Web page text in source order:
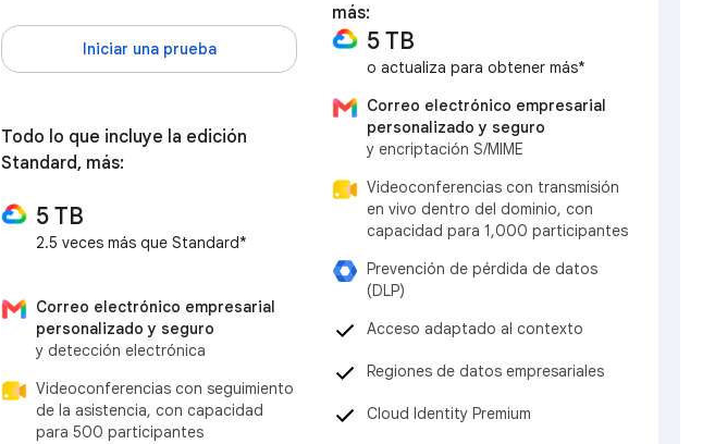
Iniciar una prueba
Todo lo que incluye la edición
Standard, más:
5 TB
2.5 veces más que Standard*
Correo electrónico empresarial
personalizado y seguro
y detección electrónica
Videoconferencias con seguimiento
de la asistencia, con capacidad
para 500 participantes
más:
5 TB
o actualiza para obtener más*
Correo electrónico empresarial
personalizado y seguro
y encriptación S/MIME
Videoconferencias con transmisión
en vivo dentro del dominio, con
capacidad para 1,000 participantes
Prevención de pérdida de datos
(DLP)
Acceso adaptado al contexto
Regiones de datos empresariales
Cloud Identity Premium